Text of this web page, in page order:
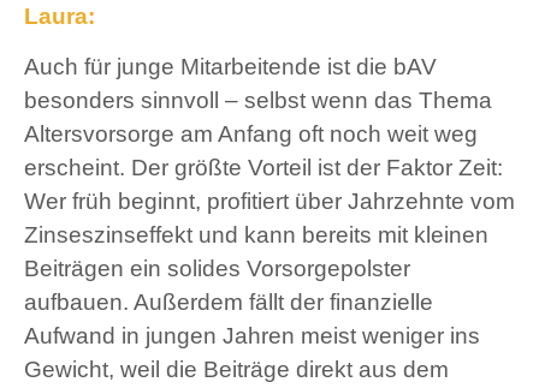
Laura:
Auch für junge Mitarbeitende ist die bAV
besonders sinnvoll – selbst wenn das Thema
Altersvorsorge am Anfang oft noch weit weg
erscheint. Der größte Vorteil ist der Faktor Zeit:
Wer früh beginnt, profitiert über Jahrzehnte vom
Zinseszinseffekt und kann bereits mit kleinen
Beiträgen ein solides Vorsorgepolster
aufbauen. Außerdem fällt der finanzielle
Aufwand in jungen Jahren meist weniger ins
Gewicht, weil die Beiträge direkt aus dem